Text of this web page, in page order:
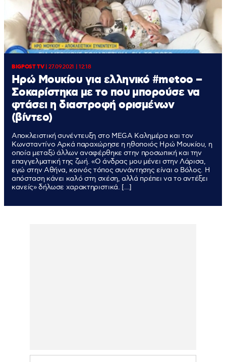
BIGPOST TV|27.09.2021 | 12:18
Ηρώ Μουκίου για ελληνικό #metoo –
Σοκαρίστηκα με το που μπορούσε να
φτάσει η διαστροφή ορισμένων
(βίντεο)
Αποκλειστική συνέντευξη στο MEGA Καλημέρα και τον
Κωνσταντίνο Αρκά παραχώρησε η ηθοποιός Ηρώ Μουκίου, η
οποία μεταξύ άλλων αναφέρθηκε στην προσωπική και την
επαγγελματική της ζωή. «Ο άνδρας μου μένει στην Λάρισα,
εγώ στην Αθήνα, κοινός τόπος συνάντησης είναι ο Βόλος. Η
απόσταση κάνει καλό στη σχέση, αλλά πρέπει να το αντέξει
κανείς» δήλωσε χαρακτηριστικά. […]